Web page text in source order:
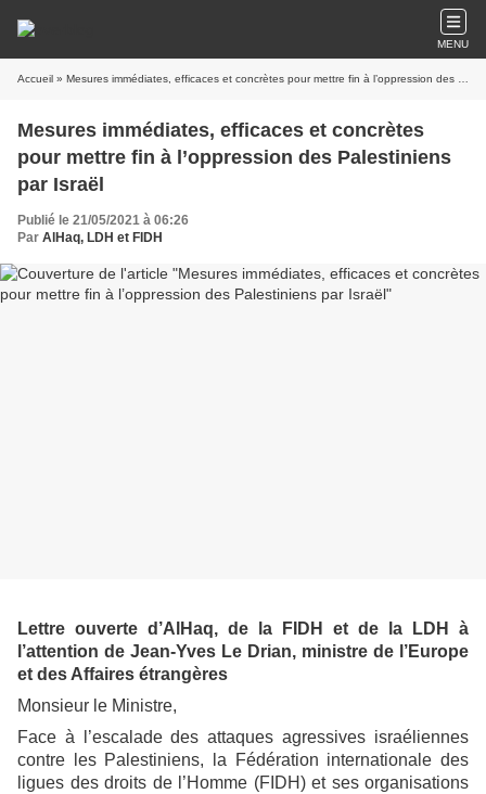
MENU
Accueil » Mesures immédiates, efficaces et concrètes pour mettre fin à l’oppression des Palestiniens par Israël
Mesures immédiates, efficaces et concrètes
pour mettre fin à l’oppression des Palestiniens
par Israël
Publié le 21/05/2021 à 06:26
Par AlHaq, LDH et FIDH
Lettre ouverte d’AlHaq, de la FIDH et de la LDH à
l’attention de Jean-Yves Le Drian, ministre de l’Europe
et des Affaires étrangères
Monsieur le Ministre,
Face à l’escalade des attaques agressives israéliennes
contre les Palestiniens, la Fédération internationale des
ligues des droits de l’Homme (FIDH) et ses organisations